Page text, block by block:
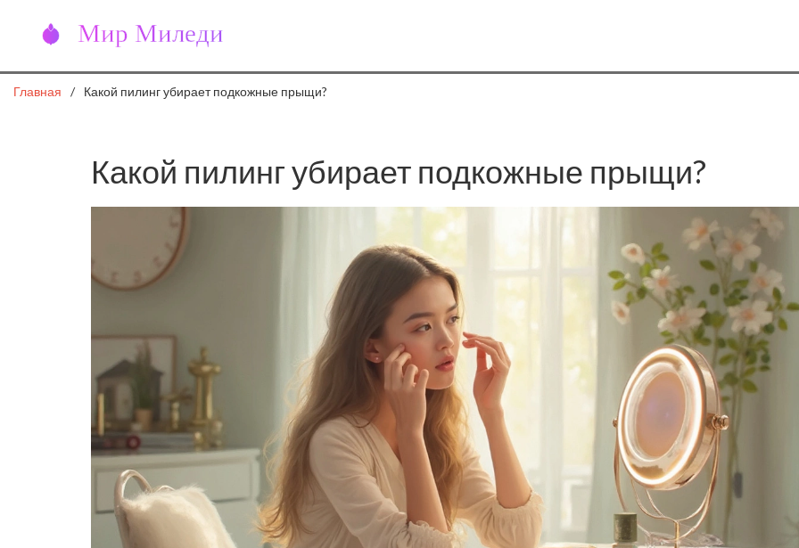
Главная Какой пилинг убирает подкожные прыщи?
Какой пилинг убирает подкожные прыщи?